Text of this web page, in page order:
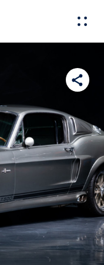
Alle anzeigen
Alle anzeigen